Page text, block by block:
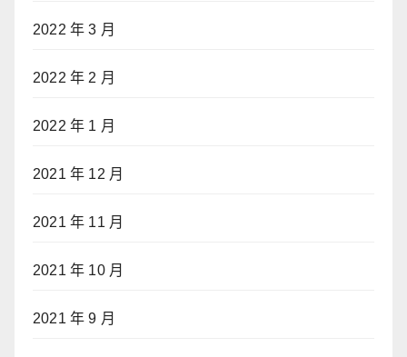
2022 年 3 月
2022 年 2 月
2022 年 1 月
2021 年 12 月
2021 年 11 月
2021 年 10 月
2021 年 9 月